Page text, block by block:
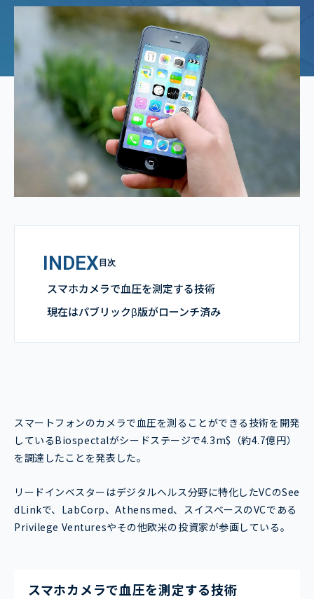
INDEX 目次
スマホカメラで血圧を測定する技術
現在はパブリックβ版がローンチ済み
スマートフォンのカメラで血圧を測ることができる技術を開発
しているBiospectalがシードステージで4.3m$（約4.7億円）
を調達したことを発表した。
リードインベスターはデジタルヘルス分野に特化したVCのSee
dLinkで、LabCorp、Athensmed、スイスベースのVCである
Privilege Venturesやその他欧米の投資家が参画している。
スマホカメラで血圧を測定する技術